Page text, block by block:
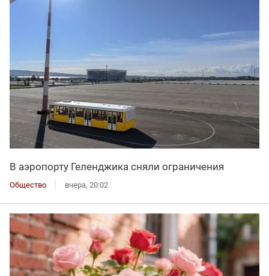
В аэропорту Геленджика сняли ограничения
Общество вчера, 20:02